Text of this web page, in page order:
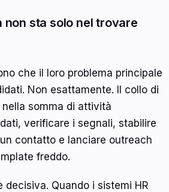
non sta solo nel trovare
che il loro problema principale
Non esattamente. Il collo di
somma di attività
verificare i segnali, stabilire
contatto e lanciare outreach
freddo.
decisiva. Quando i sistemi HR